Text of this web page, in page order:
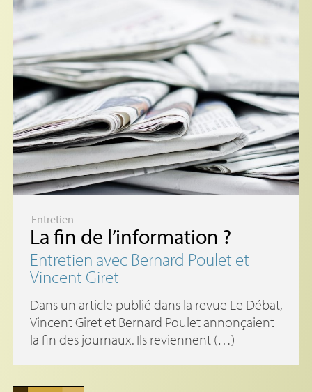
Entretien
La fin de l’information ?
Entretien avec Bernard Poulet et
Vincent Giret
Dans un article publié dans la revue Le Débat,
Vincent Giret et Bernard Poulet annonçaient
la fin des journaux. Ils reviennent (…)